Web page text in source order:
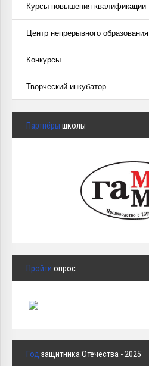
Курсы повышения квалификации
Центр непрерывного образования
Конкурсы
Творческий инкубатор
Партнёры школы
Пройти опрос
Год защитника Отечества - 2025